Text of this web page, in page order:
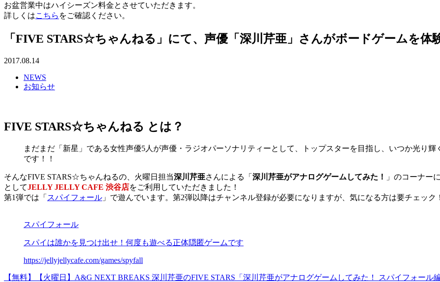
お盆営業中はハイシーズン料金とさせていただきます。
詳しくはこちら をご確認ください。
「FIVE STARS☆ちゃんねる」にて、声優「深川芹亜」さんがボードゲームを体
2017.08.14
NEWS
お知らせ
FIVE STARS☆ちゃんねる とは？
まだまだ「新星」である女性声優5人が声優・ラジオパーソナリティーとして、トップスターを目指し、いつか光り
です！！
そんなFIVE STARS☆ちゃんねるの、火曜日担当深川芹亜さんによる「 深川芹亜がアナログゲームしてみた！
」のコーナー
としてJELLY JELLY CAFE 渋谷店をご利用していただきました！
第1弾では「 スパイフォール 」で遊んでいます。第2弾以降はチャンネル登録が必要になりますが、気になる方は要チェック
スパイフォール
スパイは誰かを見つけ出せ！何度も遊べる正体隠匿ゲームです
https://jellyjellycafe.com/games/spyfall
【無料】【火曜日】A&G NEXT BREAKS 深川芹亜のFIVE STARS「深川芹亜がアナログゲームしてみた！ スパイフォール